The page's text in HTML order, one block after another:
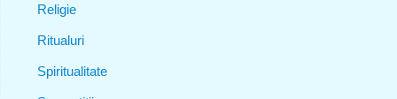
Religie
Ritualuri
Spiritualitate